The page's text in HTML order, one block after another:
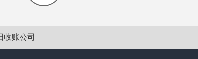
收账公司